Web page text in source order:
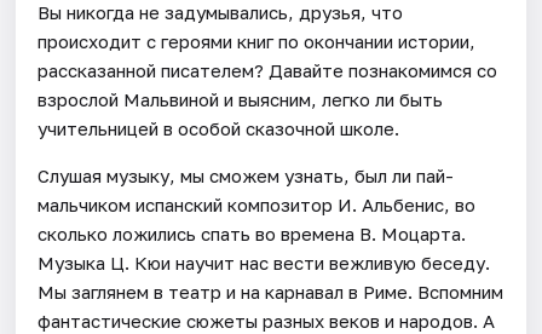
Вы никогда не задумывались, друзья, что
происходит с героями книг по окончании истории,
рассказанной писателем? Давайте познакомимся со
взрослой Мальвиной и выясним, легко ли быть
учительницей в особой сказочной школе.
Слушая музыку, мы сможем узнать, был ли пай-
мальчиком испанский композитор И. Альбенис, во
сколько ложились спать во времена В. Моцарта.
Музыка Ц. Кюи научит нас вести вежливую беседу.
Мы заглянем в театр и на карнавал в Риме. Вспомним
фантастические сюжеты разных веков и народов. А